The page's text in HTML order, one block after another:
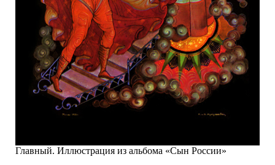
Главный. Иллюстрация из альбома «Сын России»